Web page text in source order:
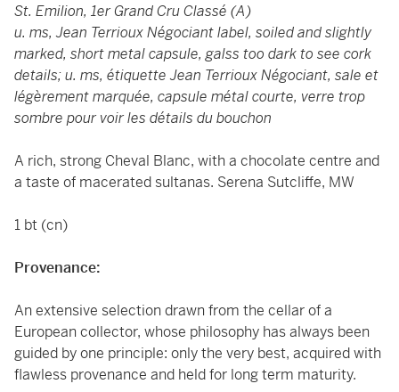
St. Emilion, 1er Grand Cru Classé (A)
u. ms, Jean Terrioux Négociant label, soiled and slightly
marked, short metal capsule, galss too dark to see cork
details; u. ms, étiquette Jean Terrioux Négociant, sale et
légèrement marquée, capsule métal courte, verre trop
sombre pour voir les détails du bouchon
A rich, strong Cheval Blanc, with a chocolate centre and
a taste of macerated sultanas. Serena Sutcliffe, MW
1 bt (cn)
Provenance:
An extensive selection drawn from the cellar of a
European collector, whose philosophy has always been
guided by one principle: only the very best, acquired with
flawless provenance and held for long term maturity.